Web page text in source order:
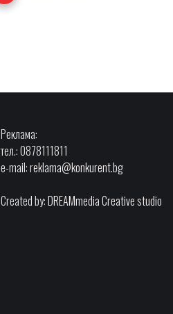
Реклама:
тел.: 0878111811
e-mail:reklama@konkurent.bg
Created by:DREAMmedia Creative studio